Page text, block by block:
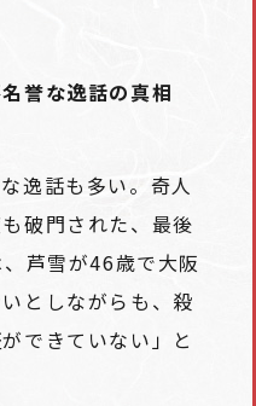
誉な逸話の真相
逸話も多い。奇人
破門された、最後
、芦雪が46歳で大阪
としながらも、殺
できていない」と